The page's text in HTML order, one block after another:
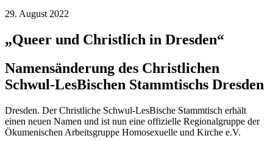
29. August 2022
„Queer und Christlich in Dresden“
Namensänderung des Christlichen
Schwul-LesBischen Stammtischs Dresden
Dresden. Der Christliche Schwul-LesBische Stammtisch erhält
einen neuen Namen und ist nun eine offizielle Regionalgruppe der
Ökumenischen Arbeitsgruppe Homosexuelle und Kirche e.V.